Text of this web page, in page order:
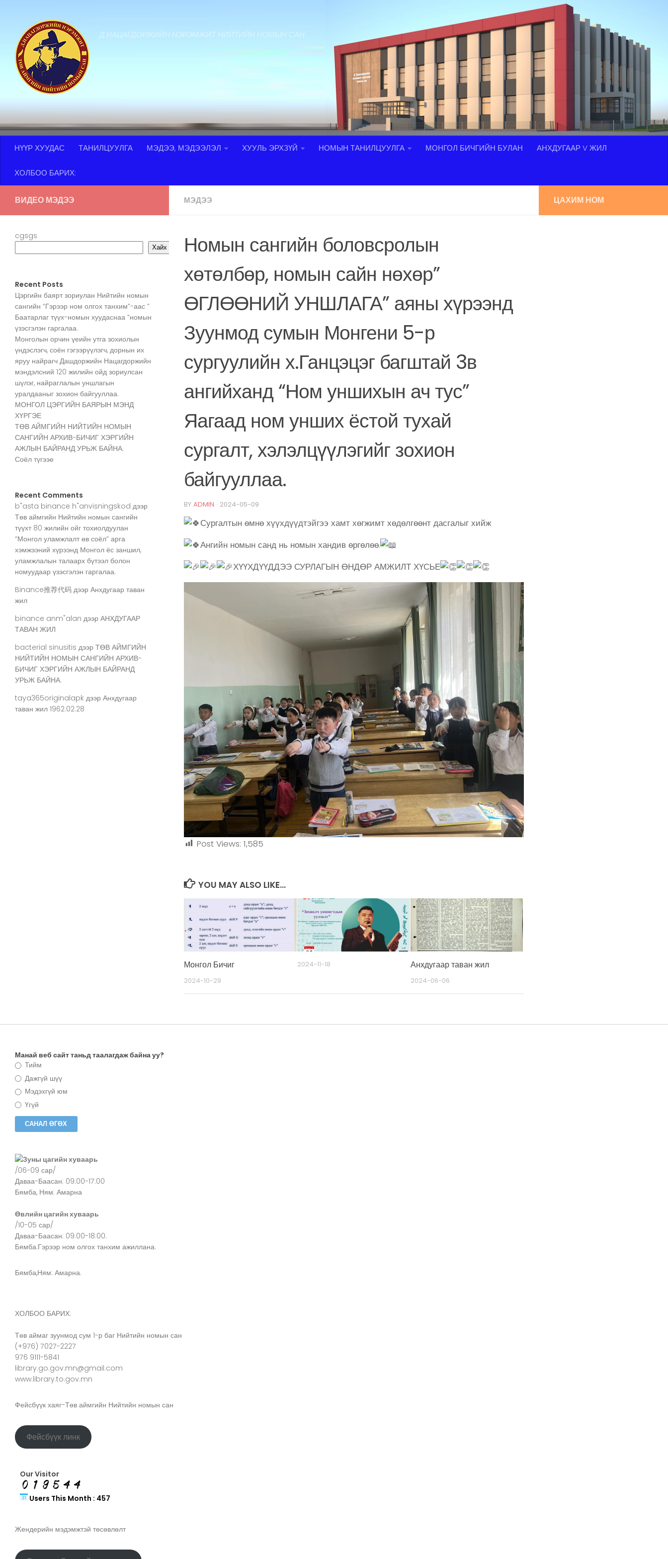
Д.НАЦАГДОРЖИЙН НЭРЭМЖИТ НИЙТИЙН НОМЫН САН
НҮҮР ХУУДАС ТАНИЛЦУУЛГА МЭДЭЭ, МЭДЭЭЛЭЛ ХУУЛЬ ЭРХЗҮЙ НОМЫН ТАНИЛЦУУЛГА МОНГОЛ БИЧГИЙН БУЛАН АНХДУГААР V ЖИЛ
ХОЛБОО БАРИХ:
МЭДЭЭ
Номын сангийн боловсролын
хөтөлбөр, номын сайн нөхөр”
ӨГЛӨӨНИЙ УНШЛАГА” аяны хүрээнд
Зуунмод сумын Монгени 5-р
сургуулийн х.Ганцэцэг багштай 3в
ангийханд “Ном уншихын ач тус”
Яагаад ном унших ёстой тухай
сургалт, хэлэлцүүлэгийг зохион
байгууллаа.
BY ADMIN · 2024-05-09
Сургалтын өмнө хүүхдүүдтэйгээ хамт хөгжимт хөдөлгөөнт дасгалыг хийж
Ангийн номын санд нь номын хандив өргөлөө.
ХҮҮХДҮҮДДЭЭ СУРЛАГЫН ӨНДӨР АМЖИЛТ ХҮСЬЕ
Post Views: 1,585
YOU MAY ALSO LIKE...
Монгол Бичиг
2024-10-29
2024-11-18 Анхдугаар таван жил
2024-06-06
ВИДЕО МЭДЭЭ
cgsgs
Хайх
Recent Posts
Цэргийн баярт зориулан Нийтийн номын
сангийн “Гэрээр ном олгох танхим”-аас ”
Баатарлаг түүх-номын хуудаснаа “номын
үзэсгэлэн гаргалаа.
Монголын орчин үеийн утга зохиолын
үндэслэгч, соён гэгээрүүлэгч, дорнын их
яруу найрагч Дашдоржийн Нацагдоржийн
мэндэлсний 120 жилийн ойд зориулсан
шүлэг, найраглалын уншлагын
уралдааныг зохион байгууллаа.
МОНГОЛ ЦЭРГИЙН БАЯРЫН МЭНД
ХҮРГЭЕ
ТӨВ АЙМГИЙН НИЙТИЙН НОМЫН
САНГИЙН АРХИВ-БИЧИГ ХЭРГИЙН
АЖЛЫН БАЙРАНД УРЬЖ БАЙНА.
Соёл түгээе
Recent Comments
b"asta binance h"anvisningskod дээр
Төв аймгийн Нийтийн номын сангийн
түүхт 80 жилийн ойг тохиолдуулан
“Монгол уламжлалт өв соёл” арга
хэмжээний хүрээнд Монгол ёс заншил,
уламжлалын талаарх бүтээл болон
номуудаар үзэсгэлэн гаргалаа.
Binance推荐代码 дээр Анхдугаар таван
жил
binance anm"alan дээр АНХДУГААР
ТАВАН ЖИЛ
bacterial sinusitis дээр ТӨВ АЙМГИЙН
НИЙТИЙН НОМЫН САНГИЙН АРХИВ-
БИЧИГ ХЭРГИЙН АЖЛЫН БАЙРАНД
УРЬЖ БАЙНА.
taya365originalapk дээр Анхдугаар
таван жил 1962.02.28
ЦАХИМ НОМ
Манай веб сайт таньд таалагдаж байна уу?
Тийм
Дажгүй шүү
Мэдэхгүй юм
Үгүй
Зуны цагийн хуваарь
/06-09 сар/
Даваа-Баасан: 09:00-17:00
Бямба, Ням: Амарна
Өвлийн цагийн хуваарь
/10-05 сар/
Даваа-Баасан: 09:00-18:00.
Бямба:Гэрээр ном олгох танхим ажиллана.
Бямба,Ням: Амарна.
ХОЛБОО БАРИХ:
Төв аймаг зуунмод сум 1-р баг Нийтийн номын сан
(+976) 7027-2227
976 9111-5841
library.go.gov.mn@gmail.com
www.library.to.gov.mn
Фейсбүүк хаяг-Төв аймгийн Нийтийн номын сан
Фейсбүүк линк
Our Visitor
Users This Month : 457
Жендерийн мэдэмжтэй төсөвлөлт